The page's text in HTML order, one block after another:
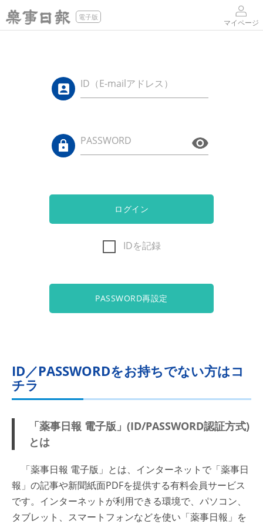
電子版
マイページ
ID（E-mailアドレス）
PASSWORD
ログイン
IDを記録
PASSWORD再設定
ID／PASSWORDをお持ちでない方はコ
チラ
「薬事日報 電子版」(ID/PASSWORD認証方式)
とは
「薬事日報 電子版」とは、インターネットで「薬事日
報」の記事や新聞紙面PDFを提供する有料会員サービス
です。インターネットが利用できる環境で、パソコン、
タブレット、スマートフォンなどを使い「薬事日報」を